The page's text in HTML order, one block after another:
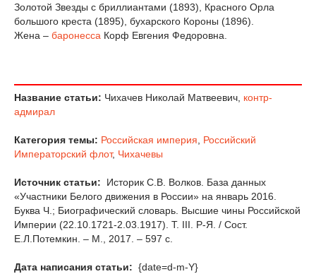
Золотой Звезды с бриллиантами (1893), Красного Орла
большого креста (1895), бухарского Короны (1896).
Жена – баронесса Корф Евгения Федоровна.
Название статьи: Чихачев Николай Матвеевич, контр-
адмирал
Категория темы: Российская империя, Российский
Императорский флот, Чихачевы
Источник статьи:
Историк С.В. Волков. База данных
«Участники Белого движения в России» на январь 2016.
Буква Ч.; Биографический словарь. Высшие чины Российской
Империи (22.10.1721-2.03.1917). Т. III. Р-Я. / Сост.
Е.Л.Потемкин. – М., 2017. – 597 с.
Дата написания статьи: {date=d-m-Y}